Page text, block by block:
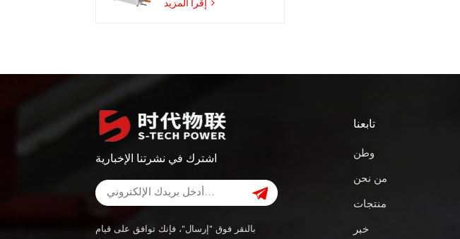
اشترك في نشرتنا الإخبارية
بالنقر فوق "إرسال"، فإنك توافق على قيام
تابعنا
وطن
من نحن
منتجات
خبر